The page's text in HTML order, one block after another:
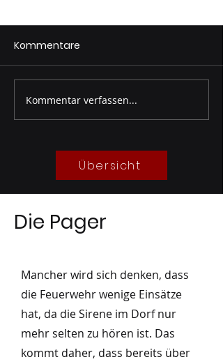
Sandsackabfüllung
Unwettervorsorge
Kommentare
Kommentar verfassen...
Übersicht
Die Pager
Mancher wird sich denken, dass
die Feuerwehr wenige Einsätze
hat, da die Sirene im Dorf nur
mehr selten zu hören ist. Das
kommt daher, dass bereits über